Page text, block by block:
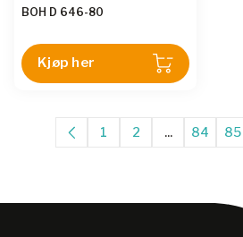
BOH D 646-80
Kjøp her
1 2 ... 84 85